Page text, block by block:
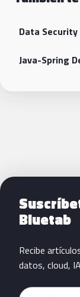
Data
Java-Spring
Siguientes
Bluetab
Recibe
datos, cloud,
Email